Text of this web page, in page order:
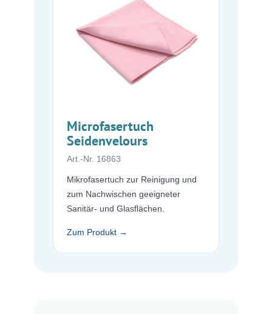
Microfasertuch
Seidenvelours
Art.-Nr. 16863
Mikrofasertuch zur Reinigung und
zum Nachwischen geeigneter
Sanitär- und Glasflächen.
Zum Produkt →